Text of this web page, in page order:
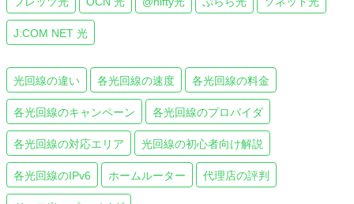
J:COM NET 光
光回線の違い 各光回線の速度 各光回線の料金
各光回線のキャンペーン 各光回線のプロバイダ
各光回線の対応エリア 光回線の初心者向け解説
各光回線のIPv6 ホームルーター 代理店の評判